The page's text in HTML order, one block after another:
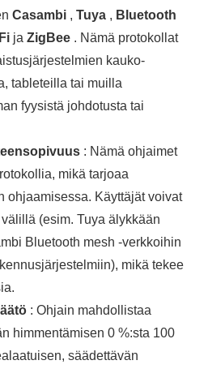
Casambi , Tuya , Bluetooth
ja ZigBee . Nämä protokollat ​​
kauko-
tableteilla tai muilla
fyysistä johdotusta tai
: Nämä ohjaimet
mikä tarjoaa
ohjaamisessa. Käyttäjät voivat
(esim. Tuya älykkään
Bluetooth mesh -verkkoihin
mikä tekee
: Ohjain mahdollistaa
himmentämisen 0 %:sta 100
säädettävän